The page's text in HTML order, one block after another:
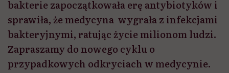
bakterie zapoczątkowała erę antybiotyków i
sprawiła, że medycyna wygrała z infekcjami
bakteryjnymi, ratując życie milionom ludzi.
Zapraszamy do nowego cyklu o
przypadkowych odkryciach w medycynie.